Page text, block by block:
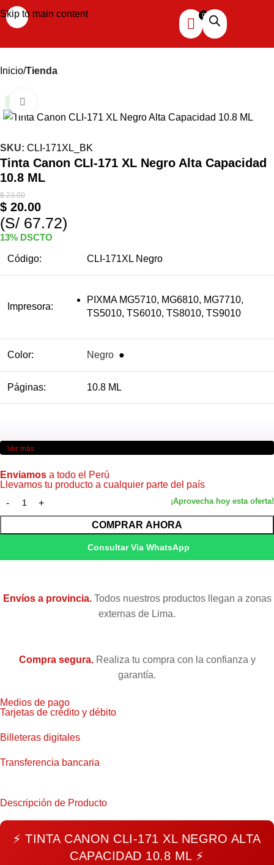
Skip to main content
Inicio Tienda
SKU: CLI-171XL_BK
Tinta Canon CLI-171 XL Negro Alta Capacidad
10.8 ML
$23.00
$ 20.00
(S/ 67.72)
13% DSCTO
Código: CLI-171XL Negro
Impresora:
PIXMA MG5710, MG6810, MG7710,
TS5010, TS6010, TS8010, TS9010
Color: Negro ●
Páginas: 10.8 ML
Ver más
Enviamos a todo el Perú
Llevamos tu producto a cualquier parte del país
COMPRAR AHORA
Consultar Via WhatsApp
Envíos a provincia.Todos nuestros productos llegan a zonas
externas de Lima.
Compra segura.Realiza tu compra con la confianza y
garantía.
Medios de pago
Tarjetas de crédito y débito
Billeteras digitales
Transferencia bancaria
Descripción de Producto
⚡TINTA CANON CLI-171 XL NEGRO ALTA
CAPACIDAD 10.8 ML⚡